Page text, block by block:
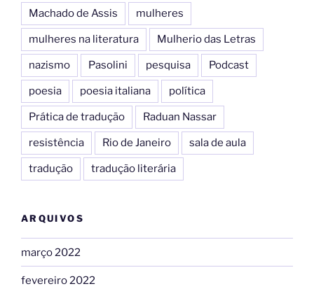
Machado de Assis mulheres
mulheres na literatura Mulherio das Letras
nazismo Pasolini pesquisa Podcast
poesia poesia italiana política
Prática de tradução Raduan Nassar
resistência Rio de Janeiro sala de aula
tradução tradução literária
ARQUIVOS
março 2022
fevereiro 2022